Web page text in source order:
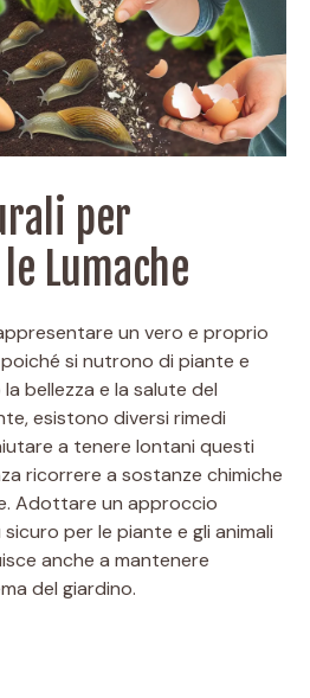
per
Lumache
un vero e proprio
si nutrono di piante e
bellezza e la salute del
esistono diversi rimedi
a tenere lontani questi
ricorrere a sostanze chimiche
Adottare un approccio
per le piante e gli animali
anche a mantenere
del giardino.